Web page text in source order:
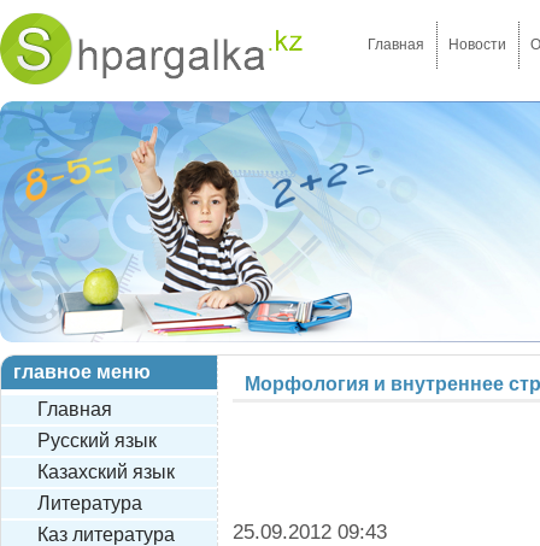
Главная Новости
главное меню
Главная
Русский язык
Казахский язык
Литература
Каз литература
Морфология и внутреннее
25.09.2012 09:43